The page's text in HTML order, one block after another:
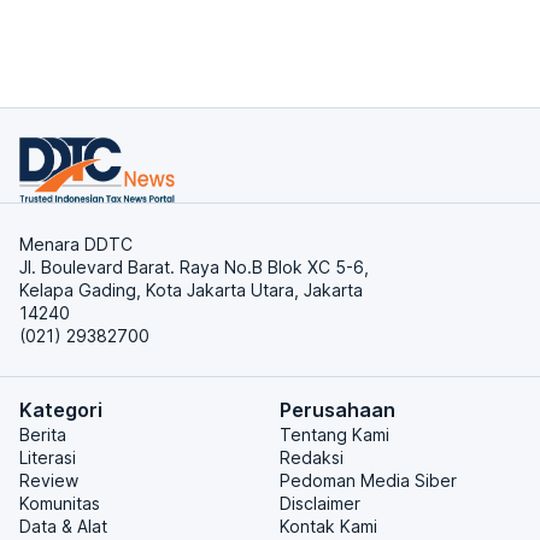
Menara DDTC
Jl. Boulevard Barat. Raya No.B Blok XC 5-6,
Kelapa Gading, Kota Jakarta Utara, Jakarta
14240
(021) 29382700
Kategori
Berita
Literasi
Review
Komunitas
Data & Alat
Perusahaan
Tentang Kami
Redaksi
Pedoman Media Siber
Disclaimer
Kontak Kami